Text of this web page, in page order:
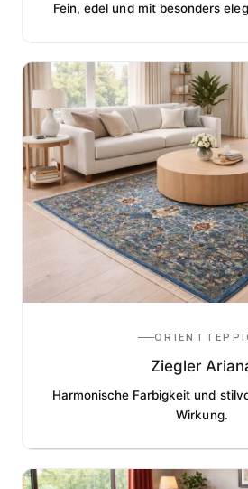
Fein, edel und mit besonders
Ziegler
Harmonische Farbigkeit und
Wirkung.